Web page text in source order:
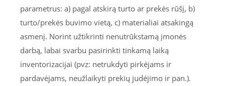
parametrus: a) pagal atskirą turto ar prekės rūšį, b)
turto/prekės buvimo vietą, c) materialiai atsakingą
asmenį. Norint užtikrinti nenutrūkstamą įmonės
darbą, labai svarbu pasirinkti tinkamą laiką
inventorizacijai (pvz: netrukdyti pirkėjams ir
pardavėjams, neužlaikyti prekių judėjimo ir pan.).